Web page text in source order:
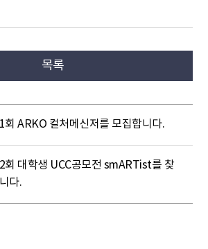
목록
회 ARKO 컬처메신저를 모집합니다.
회 대학생 UCC공모전 smARTist를 찾
다.